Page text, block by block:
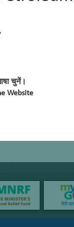
चुनें।
Website